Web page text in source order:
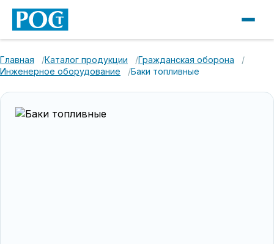
Главная Каталог продукции
Гражданская оборона
Инженерное оборудование
Баки топливные